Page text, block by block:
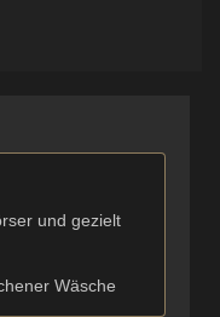
und gezielt
Wäsche